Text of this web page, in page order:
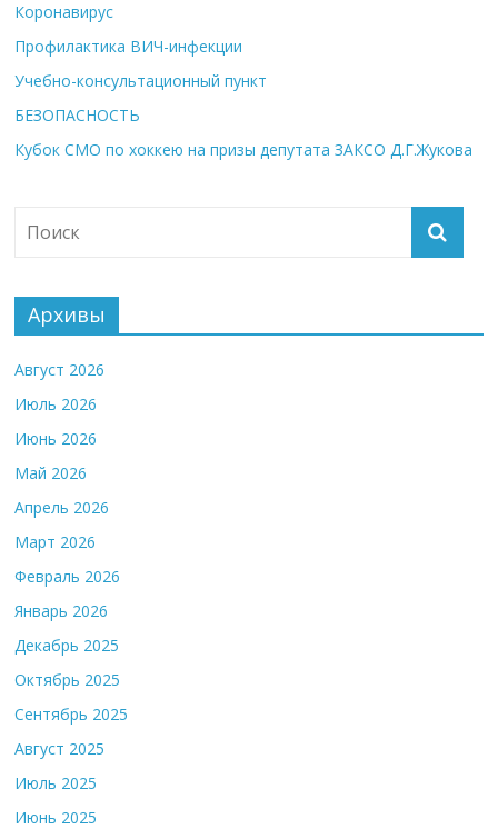
Коронавирус
Профилактика ВИЧ-инфекции
Учебно-консультационный пункт
БЕЗОПАСНОСТЬ
Кубок СМО по хоккею на призы депутата ЗАКСО Д.Г.Жукова
Архивы
Август 2026
Июль 2026
Июнь 2026
Май 2026
Апрель 2026
Март 2026
Февраль 2026
Январь 2026
Декабрь 2025
Октябрь 2025
Сентябрь 2025
Август 2025
Июль 2025
Июнь 2025